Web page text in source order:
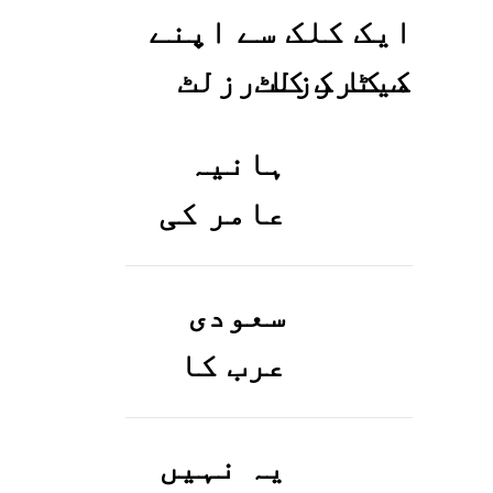
ایک کلک سے اپنے
میٹرک کا رزلٹ
ہانیہ
عامر کی
بہن ایشا
عامر کی
بولڈ
تصاویر
وائرل ہو
سعودی
عرب کا
ورک ویزا
کیسے
یہ نہیں